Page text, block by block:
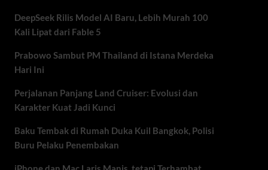
DeepSeek Rilis Model AI Baru, Lebih Murah 100
Kali Lipat dari Fable 5
Prabowo Sambut PM Thailand di Istana Merdeka
Hari Ini
Perjalanan Panjang Land Cruiser: Evolusi dan
Karakter Kuat Jadi Kunci
Baku Tembak di Rumah Duka Kuil Bangkok, Polisi
Buru Pelaku Penembakan